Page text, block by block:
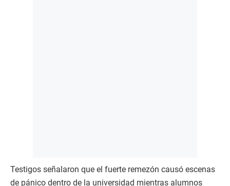
Testigos señalaron que el fuerte remezón causó escenas
de pánico dentro de la universidad mientras alumnos